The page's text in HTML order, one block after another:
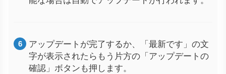
アップデートが完了するか、「最新です」の文
字が表示されたらもう片方の「アップデートの
確認」ボタンも押します。